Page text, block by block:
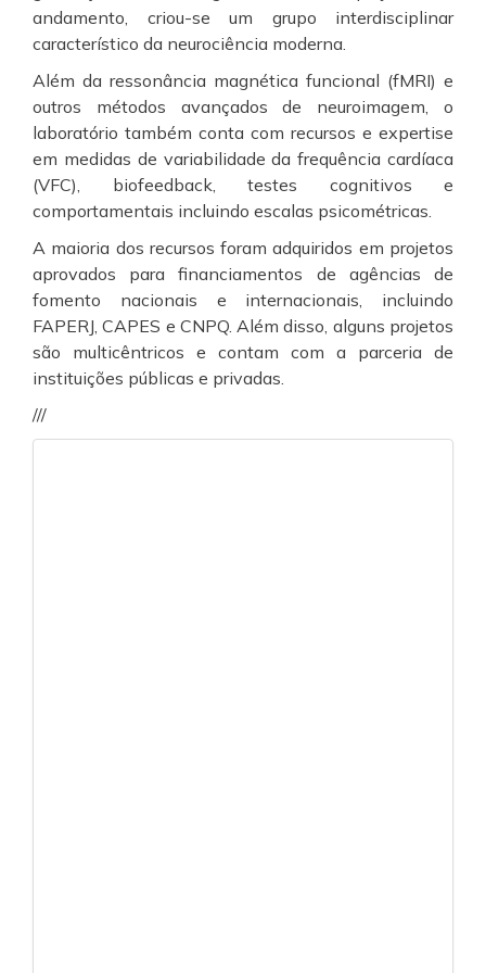
andamento, criou-se um grupo interdisciplinar
característico da neurociência moderna.
Além da ressonância magnética funcional (fMRI) e
outros métodos avançados de neuroimagem, o
laboratório também conta com recursos e expertise
em medidas de variabilidade da frequência cardíaca
(VFC), biofeedback, testes cognitivos e
comportamentais incluindo escalas psicométricas.
A maioria dos recursos foram adquiridos em projetos
aprovados para financiamentos de agências de
fomento nacionais e internacionais, incluindo
FAPERJ, CAPES e CNPQ. Além disso, alguns projetos
são multicêntricos e contam com a parceria de
instituições públicas e privadas.
///